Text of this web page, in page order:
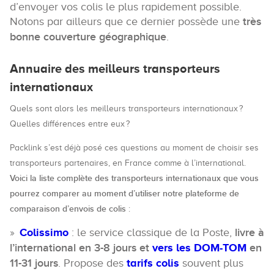
d’envoyer vos colis le plus rapidement possible.
Notons par ailleurs que ce dernier possède une très
bonne couverture géographique.
Annuaire des meilleurs transporteurs
internationaux
Quels sont alors les meilleurs transporteurs internationaux ?
Quelles différences entre eux ?
Packlink s’est déjà posé ces questions au moment de choisir ses
transporteurs partenaires, en France comme à l’international.
Voici la liste complète des transporteurs internationaux que vous
pourrez comparer au moment d’utiliser notre plateforme de
comparaison d’envois de colis :
Colissimo : le service classique de la Poste, livre à
l’international en 3-8 jours et vers les DOM-TOM en
11-31 jours. Propose des tarifs colis souvent plus